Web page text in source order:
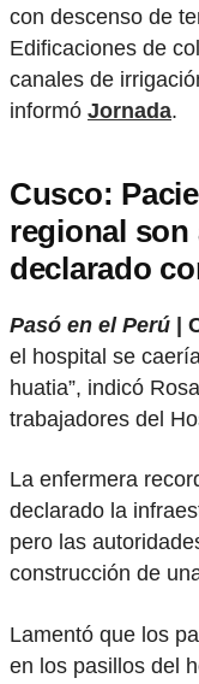
con descenso de
Edificaciones de
canales de
informó Jornada.
Cusco:
regional son
declarado
Pasó en el Perú |
el hospital se
huatia”, indicó
trabajadores del
La enfermera
declarado la
pero las
construcción de
Lamentó que los
en los pasillos del